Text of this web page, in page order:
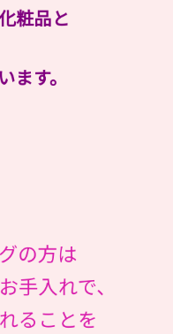
粧品と
ます。
の方は
手入れで、
ることを